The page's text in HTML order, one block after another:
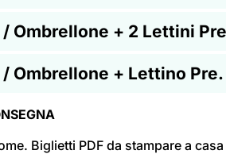
/ Ombrellone + 2 Lettini
/ Ombrellone + Lettino Pre.
Biglietti PDF da stampare a